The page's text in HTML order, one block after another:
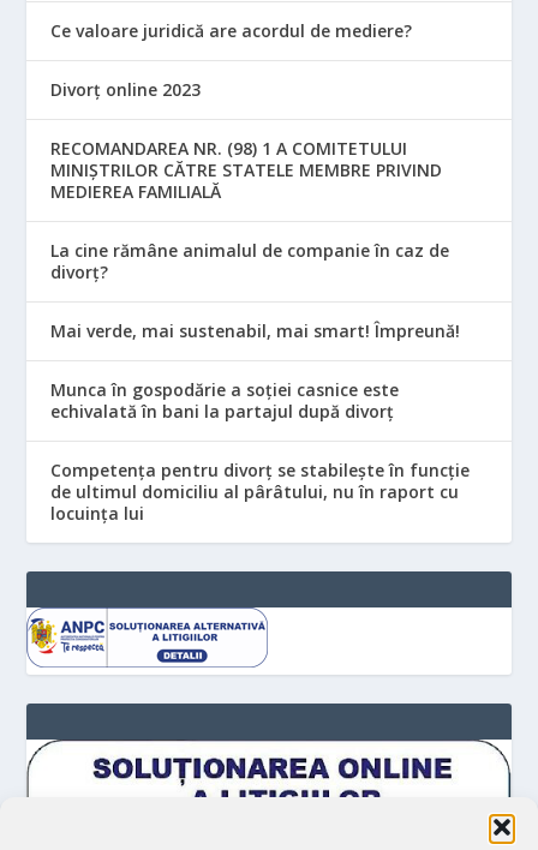
Ce valoare juridică are acordul de mediere?
Divorț online 2023
RECOMANDAREA NR. (98) 1 A COMITETULUI
MINIŞTRILOR CĂTRE STATELE MEMBRE PRIVIND
MEDIEREA FAMILIALĂ
La cine rămâne animalul de companie în caz de
divorț?
Mai verde, mai sustenabil, mai smart! Împreună!
Munca în gospodărie a soției casnice este
echivalată în bani la partajul după divorț
Competența pentru divorț se stabilește în funcție
de ultimul domiciliu al pârâtului, nu în raport cu
locuinţa lui